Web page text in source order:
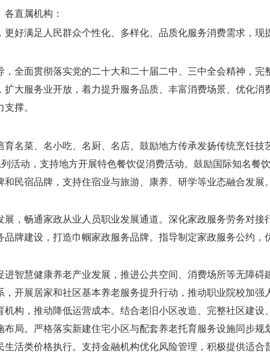
直属机构：
好满足人民群众个性化、多样化、品质化服务消费需求，现
全面贯彻落实党的二十大和二十届二中、三中全会精神，
大服务业开放，着力提升服务品质、丰富消费场景、优化
撑。
育名菜、名小吃、名厨、名店。鼓励地方传承发扬传统烹饪
活动，支持地方开展特色餐饮促消费活动。鼓励国际知名餐
民宿品牌，支持住宿业与旅游、康养、研学等业态融合发展
展，畅通家政从业人员职业发展通道。深化家政服务劳务对
牌建设，打造巾帼家政服务品牌。指导制定家政服务公约，
进智慧健康养老产业发展，推进公共空间、消费场所等无障
开展居家和社区基本养老服务提升行动，推动职业院校加强
构，推动降低运营成本。结合老旧小区改造、完整社区建
局。严格落实新建住宅小区与配套养老托育服务设施同步规
活类价格执行。支持金融机构优化风险管理，积极提供适